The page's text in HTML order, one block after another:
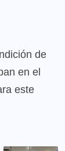
de
en el
este